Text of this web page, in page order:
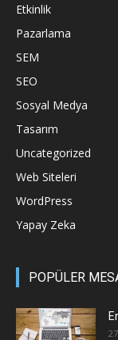
Etkinlik
Pazarlama
SEM
SEO
Sosyal Medya
Tasarım
Uncategorized
Web Siteleri
WordPress
Yapay Zeka
POPÜLER